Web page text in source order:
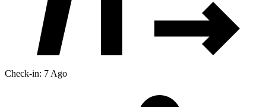
Check-in: 7 Ago